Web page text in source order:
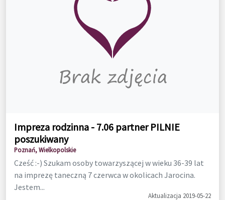
Impreza rodzinna - 7.06 partner PILNIE
poszukiwany
Poznań, Wielkopolskie
Cześć :-) Szukam osoby towarzyszącej w wieku 36-39 lat
na imprezę taneczną 7 czerwca w okolicach Jarocina.
Jestem...
Aktualizacja 2019-05-22